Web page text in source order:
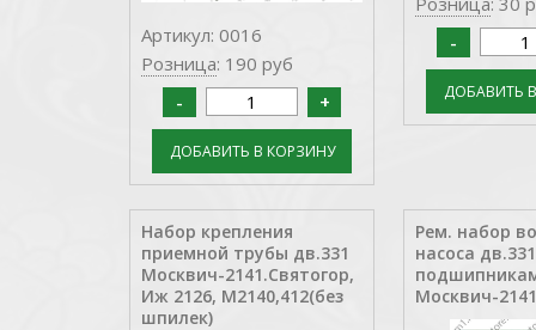
Артикул: 0016
Розница: 190 руб
Набор крепления
приемной трубы дв.331
Москвич-2141.Святогор,
Иж 2126, М2140,412(без
шпилек)
Рем. набор
насоса
Москвич-